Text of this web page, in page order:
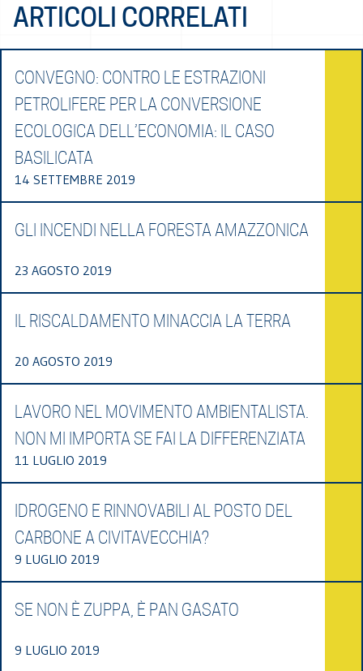
ARTICOLI CORRELATI
CONVEGNO: CONTRO LE ESTRAZIONI
PETROLIFERE PER LA CONVERSIONE
ECOLOGICA DELL’ECONOMIA: IL CASO
BASILICATA
14 SETTEMBRE 2019
GLI INCENDI NELLA FORESTA AMAZZONICA
23 AGOSTO 2019
IL RISCALDAMENTO MINACCIA LA TERRA
20 AGOSTO 2019
LAVORO NEL MOVIMENTO AMBIENTALISTA.
NON MI IMPORTA SE FAI LA DIFFERENZIATA
11 LUGLIO 2019
IDROGENO E RINNOVABILI AL POSTO DEL
CARBONE A CIVITAVECCHIA?
9 LUGLIO 2019
SE NON È ZUPPA, È PAN GASATO
9 LUGLIO 2019